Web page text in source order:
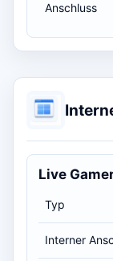
Anschluss
Live
Typ
Interner